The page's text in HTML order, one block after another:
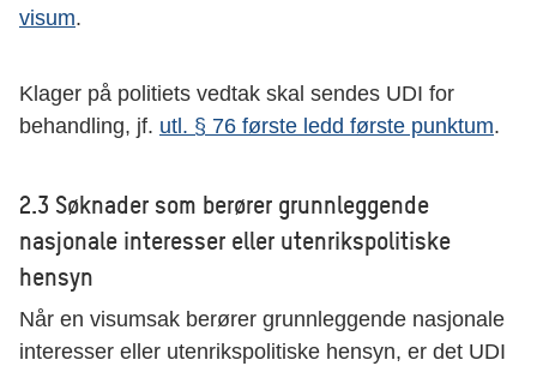
visum.
Klager på politiets vedtak skal sendes UDI for
behandling, jf. utl. § 76 første ledd første punktum.
2.3 Søknader som berører grunnleggende
nasjonale interesser eller utenrikspolitiske
hensyn
Når en visumsak berører grunnleggende nasjonale
interesser eller utenrikspolitiske hensyn, er det UDI